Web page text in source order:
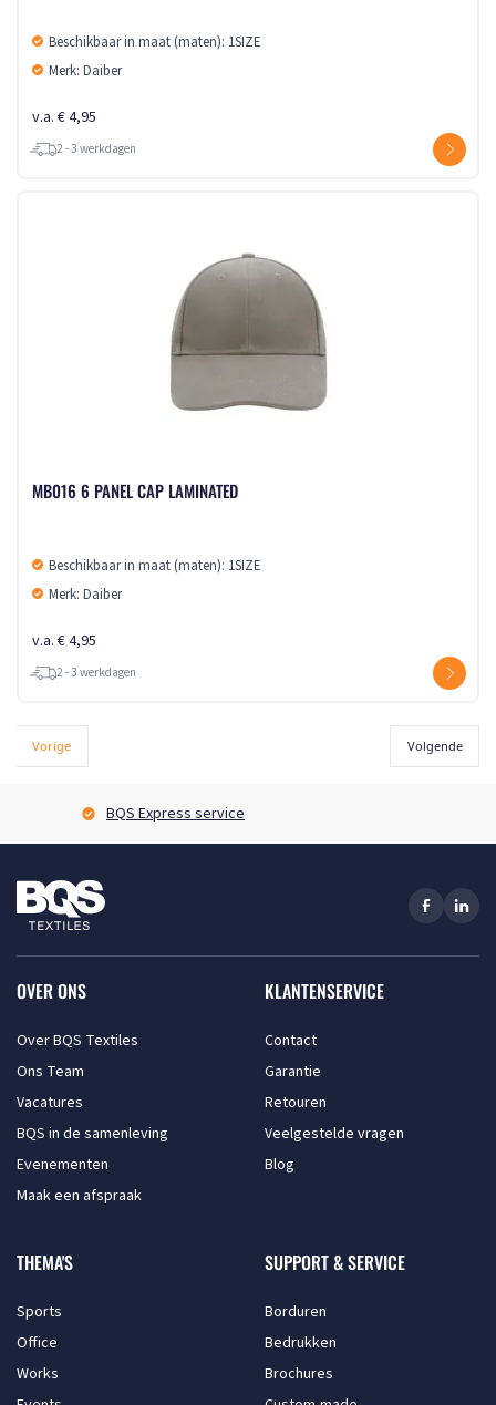
Beschikbaar in maat (maten): 1SIZE
Merk: Daiber
v.a. € 4,95
2 - 3 werkdagen
MB016 6 PANEL CAP LAMINATED
Beschikbaar in maat (maten): 1SIZE
Merk: Daiber
v.a. € 4,95
2 - 3 werkdagen
Vorige Volgende
BQS Express service
OVER ONS
Over BQS Textiles
Ons Team
Vacatures
BQS in de samenleving
Evenementen
Maak een afspraak
KLANTENSERVICE
Contact
Garantie
Retouren
Veelgestelde vragen
Blog
THEMA'S
Sports
Office
Works
SUPPORT & SERVICE
Borduren
Bedrukken
Brochures